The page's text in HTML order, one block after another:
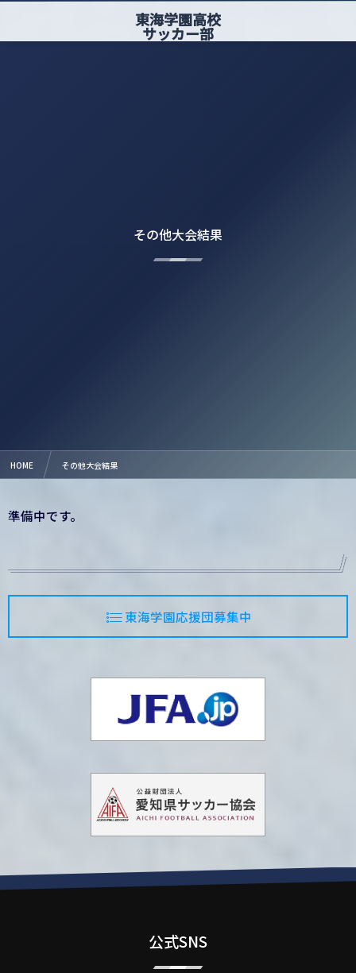
東海学園高校
サッカー部
その他大会結果
HOME その他大会結果
準備中です。
東海学園応援団募集中
公式SNS